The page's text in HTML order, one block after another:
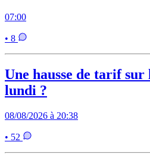
07:00
• 8
Une hausse de tarif sur
lundi ?
08/08/2026 à 20:38
• 52